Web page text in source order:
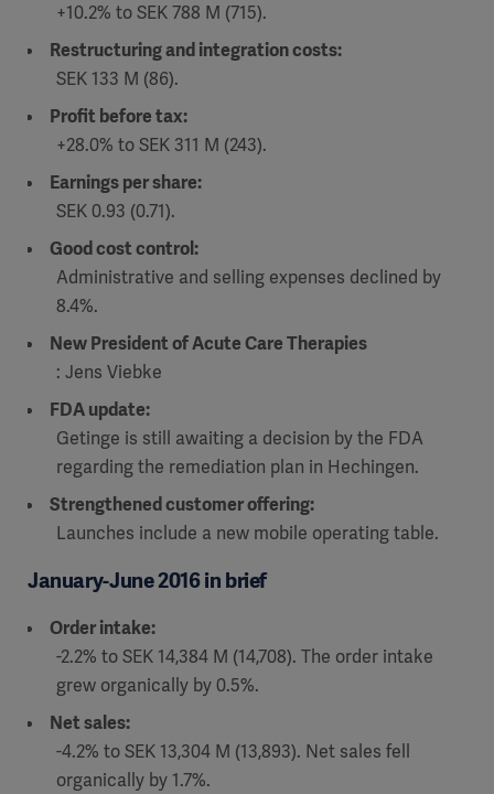
+10.2% to SEK 788 M (715).
Restructuring and integration costs:
SEK 133 M (86).
Profit before tax:
+28.0% to SEK 311 M (243).
Earnings per share:
SEK 0.93 (0.71).
Good cost control:
Administrative and selling expenses declined by
8.4%.
New President of Acute Care Therapies
: Jens Viebke
FDA update:
Getinge is still awaiting a decision by the FDA
regarding the remediation plan in Hechingen.
Strengthened customer offering:
Launches include a new mobile operating table.
January-June 2016 in brief
Order intake:
-2.2% to SEK 14,384 M (14,708). The order intake
grew organically by 0.5%.
Net sales:
-4.2% to SEK 13,304 M (13,893). Net sales fell
organically by 1.7%.